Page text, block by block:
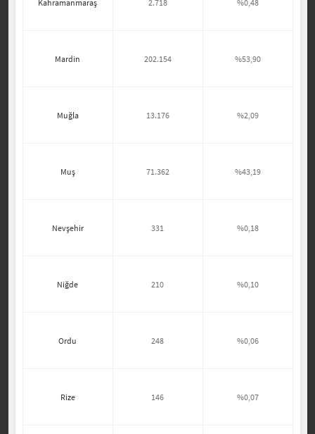
Kahramanmaraş 2.718 %0,48
Mardin 202.154 %53,90
Muğla 13.176 %2,09
Muş 71.362 %43,19
Nevşehir 331 %0,18
Niğde 210 %0,10
Ordu 248 %0,06
Rize 146 %0,07